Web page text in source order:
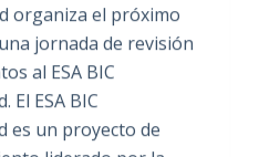
organiza el próximo
jornada de revisión
al ESA BIC
El ESA BIC
es un proyecto de